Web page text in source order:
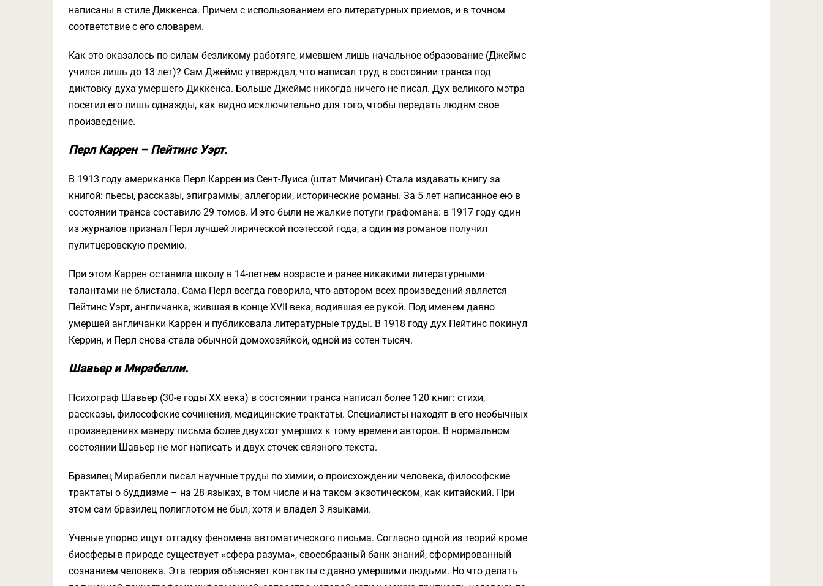
написаны в стиле Диккенса. Причем с использованием его литературных приемов, и в точном
соответствие с его словарем.
Как это оказалось по силам безликому работяге, имевшем лишь начальное образование (Джеймс
учился лишь до 13 лет)? Сам Джеймс утверждал, что написал труд в состоянии транса под
диктовку духа умершего Диккенса. Больше Джеймс никогда ничего не писал. Дух великого мэтра
посетил его лишь однажды, как видно исключительно для того, чтобы передать людям свое
произведение.
Перл Каррен – Пейтинс Уэрт.
В 1913 году американка Перл Каррен из Сент-Луиса (штат Мичиган) Стала издавать книгу за
книгой: пьесы, рассказы, эпиграммы, аллегории, исторические романы. За 5 лет написанное ею в
состоянии транса составило 29 томов. И это были не жалкие потуги графомана: в 1917 году один
из журналов признал Перл лучшей лирической поэтессой года, а один из романов получил
пулитцеровскую премию.
При этом Каррен оставила школу в 14-летнем возрасте и ранее никакими литературными
талантами не блистала. Сама Перл всегда говорила, что автором всех произведений является
Пейтинс Уэрт, англичанка, жившая в конце XVII века, водившая ее рукой. Под именем давно
умершей англичанки Каррен и публиковала литературные труды. В 1918 году дух Пейтинс покинул
Керрин, и Перл снова стала обычной домохозяйкой, одной из сотен тысяч.
Шавьер и Мирабелли.
Психограф Шавьер (30-е годы XX века) в состоянии транса написал более 120 книг: стихи,
рассказы, философские сочинения, медицинские трактаты. Специалисты находят в его необычных
произведениях манеру письма более двухсот умерших к тому времени авторов. В нормальном
состоянии Шавьер не мог написать и двух сточек связного текста.
Бразилец Мирабелли писал научные труды по химии, о происхождении человека, философские
трактаты о буддизме – на 28 языках, в том числе и на таком экзотическом, как китайский. При
этом сам бразилец полиглотом не был, хотя и владел 3 языками.
Ученые упорно ищут отгадку феномена автоматического письма. Согласно одной из теорий кроме
биосферы в природе существует «сфера разума», своеобразный банк знаний, сформированный
сознанием человека. Эта теория объясняет контакты с давно умершими людьми. Но что делать